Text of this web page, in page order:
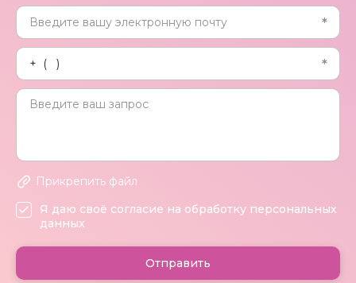
Прикрепить файл
Я даю своё согласие на обработку персональных
данных
Отправить